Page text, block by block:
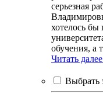
серьезная
хотелось бы
обучения, а
Читать
Выбрать